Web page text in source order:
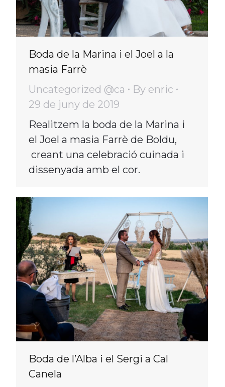
Boda de la Marina i el Joel a la
masia Farrè
Uncategorized @ca
By enric
29 de juny de 2019
Realitzem la boda de la Marina i
el Joel a masia Farrè de Boldu,
creant una celebració cuinada i
dissenyada amb el cor.
Boda de l’Alba i el Sergi a Cal
Canela